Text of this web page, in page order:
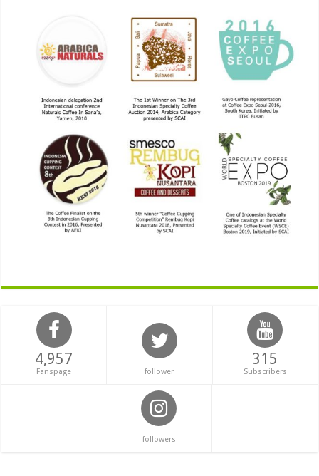
4,957
Fanspage follower
315
Subscribers
followers